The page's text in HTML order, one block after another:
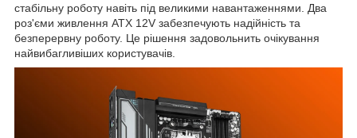
стабільну роботу навіть під великими навантаженнями. Два
роз'єми живлення ATX 12V забезпечують надійність та
безперервну роботу. Це рішення задовольнить очікування
найвибагливіших користувачів.